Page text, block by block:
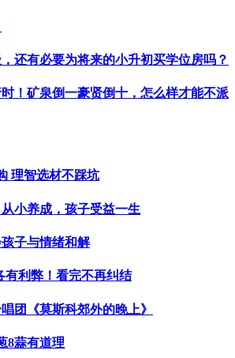
还有必要为将来的小升初买学位房吗？
！矿泉倒一豪贤倒十，怎么样才能不派
理智选材不踩坑
小养成，孩子受益一生
子与情绪和解
有利弊！看完不再纠结
团《莫斯科郊外的晚上》
蒜有道理